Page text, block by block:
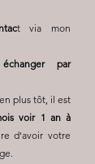
t via mon
échanger par
plus tôt, il est
voir 1 an à
d'avoir votre